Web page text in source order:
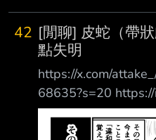
小林直人(39) J少尉
原狼德拉姆
扳機) 大西沙織(34)
村上繪美(人生) 菲雅
舞) 亞歷山大·蘇絲(
梨(不起眼女主角培
42 [閒聊] 皮蛇（帶
點失明
https://x.com/
68635?s=20
那是幾年前四月的
—— 那天，我感受